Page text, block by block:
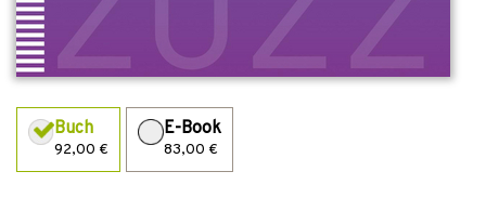
Buch
92,00 €
E-Book
83,00 €